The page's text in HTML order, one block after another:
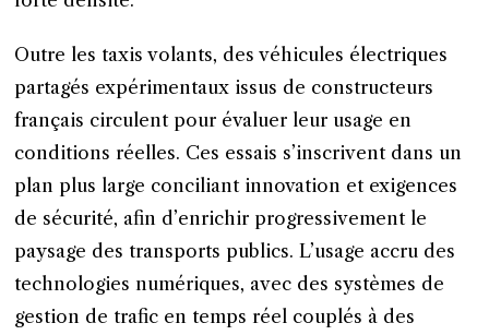
Outre les taxis volants, des véhicules électriques
partagés expérimentaux issus de constructeurs
français circulent pour évaluer leur usage en
conditions réelles. Ces essais s’inscrivent dans un
plan plus large conciliant innovation et exigences
de sécurité, afin d’enrichir progressivement le
paysage des transports publics. L’usage accru des
technologies numériques, avec des systèmes de
gestion de trafic en temps réel couplés à des